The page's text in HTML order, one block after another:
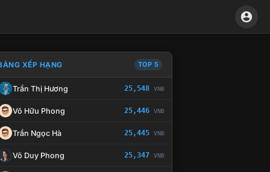
CHẾ TÀI XỬ LÝ VI PHẠM
XẾP HẠNG TOP 5
Trần Thị Hương 25,548 VNĐ
Võ Hữu Phong 25,446 VNĐ
Trần Ngọc Hà 25,445 VNĐ
Võ Duy Phong 25,347 VNĐ